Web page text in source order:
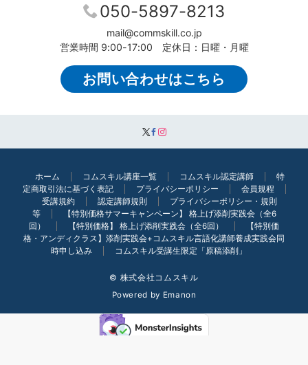
050-5897-8213
mail@commskill.co.jp
営業時間 9:00-17:00 定休日：日曜・月曜
お問い合わせはこちら
ホーム コムスキル講座一覧 コムスキル認定講師
特
定商取引法に基づく表記
プライバシーポリシー
会員規程
受講規約
認定講師規則
プライバシーポリシー・規則
等
【特別価格サマーキャンペーン】 格上げ添削実践会（全6
回）
【特別価格】 格上げ添削実践会（全6回）
【特別価
格・アンディクラス】添削実践会+コムスキル言語化講師養成実践会同
時申し込み
コムスキル受講生限定「原稿添削」
© 株式会社コムスキル
Powered by Emanon